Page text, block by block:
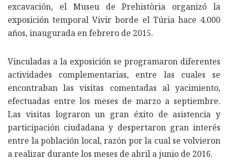
excavación, el Museu de Prehistòria organizó la
exposición temporal Vivir borde el Túria hace 4.000
años, inaugurada en febrero de 2015.
Vinculadas a la exposición se programaron diferentes
actividades complementarias, entre las cuales se
encontraban las visitas comentadas al yacimiento,
efectuadas entre los meses de marzo a septiembre.
Las visitas lograron un gran éxito de asistencia y
participación ciudadana y despertaron gran interés
entre la población local, razón por la cual se volvieron
a realizar durante los meses de abril a junio de 2016.